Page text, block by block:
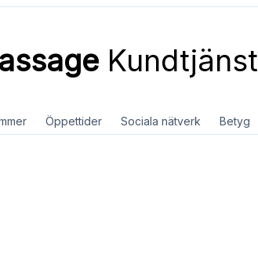
Kundtjänst
Öppettider Sociala nätverk Betyg